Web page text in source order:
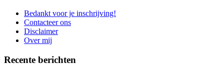
Bedankt voor je inschrijving!
Contacteer ons
Disclaimer
Over mij
Recente berichten